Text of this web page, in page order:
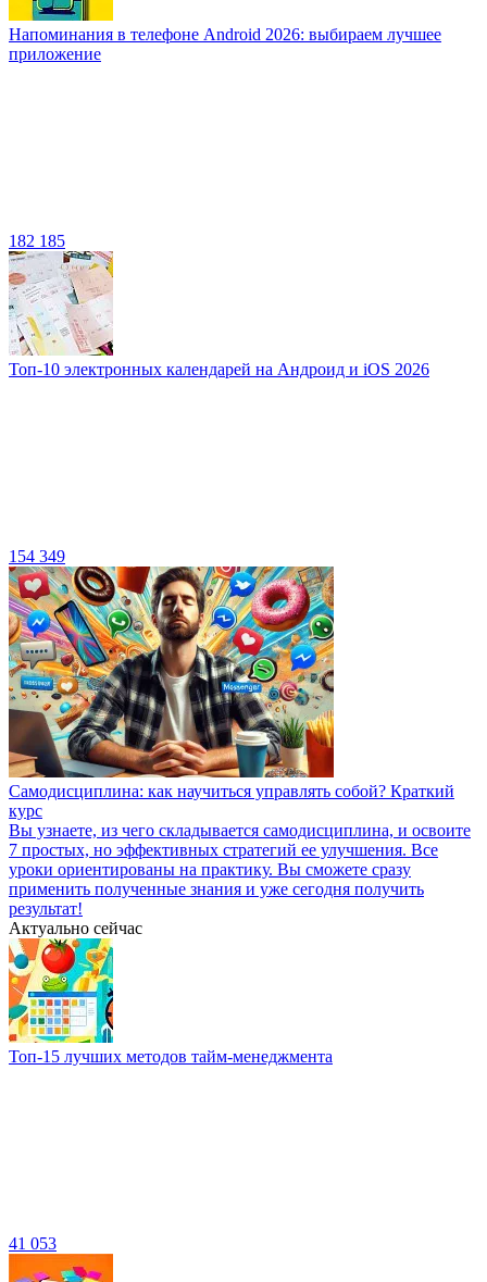
Напоминания в телефоне Android 2026: выбираем лучшее
приложение
182 185
Топ-10 электронных календарей на Андроид и iOS 2026
154 349
Самодисциплина: как научиться управлять собой? Краткий
курс
Вы узнаете, из чего складывается самодисциплина, и освоите
7 простых, но эффективных стратегий ее улучшения. Все
уроки ориентированы на практику. Вы сможете сразу
применить полученные знания и уже сегодня получить
результат!
Актуально сейчас
Топ-15 лучших методов тайм-менеджмента
41 053